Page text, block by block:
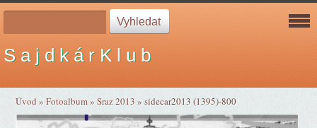
S a j d k á r K l u b
Úvod »Fotoalbum»Sraz 2013 »sidecar2013 (1395)-800